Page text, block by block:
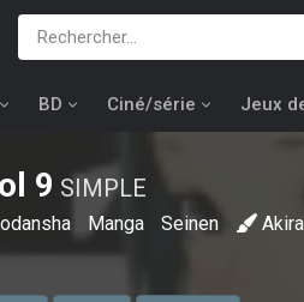
BD Ciné/série Jeux
9 SIMPLE
Manga Seinen